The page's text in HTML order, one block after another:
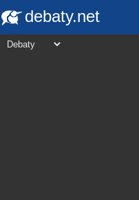
debaty.net